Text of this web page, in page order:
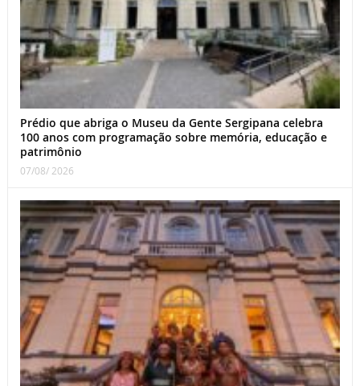
Prédio que abriga o Museu da Gente Sergipana celebra
100 anos com programação sobre memória, educação e
patrimônio
07/08/ 2026